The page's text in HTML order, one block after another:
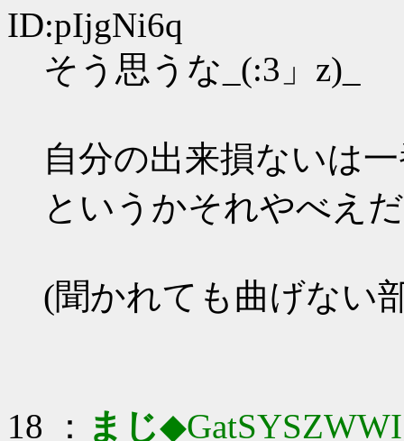
ID:pIjgNi6q
そう思うな_(:3」z)_
自分の出来損ないは
というかそれやべえ
(聞かれても曲げない
18 ： まじ◆GatSYSZWWI